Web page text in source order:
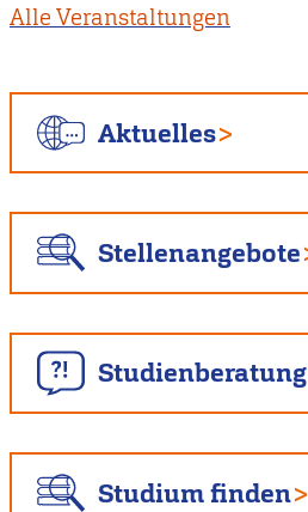
Alle Veranstaltungen
Aktuelles
Stellenangebote
Studienberatung
Studium finden